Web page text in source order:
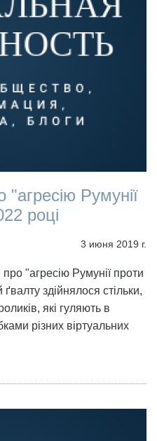
Румунії
році
3 июня 2019 г.
"агресію Румунії проти
здійнялося стільки,
які гуляють в
різних віртуальних